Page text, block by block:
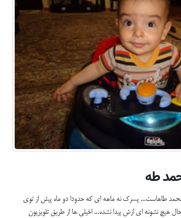
طه
طاهاست... پسرک نه ماهه ای که حدودا دو ماه پیش از توی
هیچ نشونه ای ازش پیدا نشده... اخیلی ها از طریق تلویزیون